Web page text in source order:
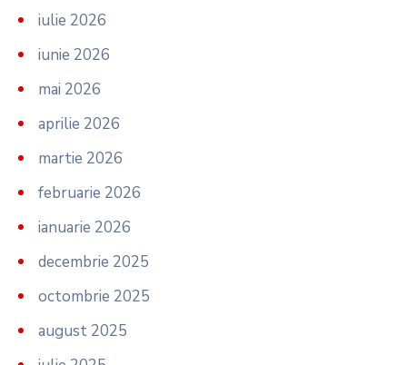
iulie 2026
iunie 2026
mai 2026
aprilie 2026
martie 2026
februarie 2026
ianuarie 2026
decembrie 2025
octombrie 2025
august 2025